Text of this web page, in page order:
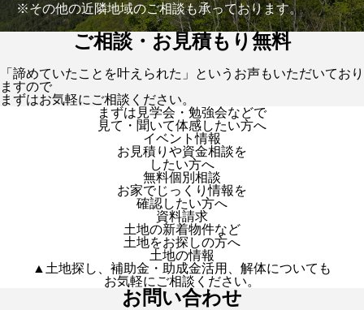
※その他の近隣地域のご相談も承っております。
ご相談・お見積もり無料
「諦めていたことを叶えられた」というお声もいただいており
ますので
まずはお気軽にご相談ください。
まずは見学会・勉強会などで
見て・聞いて体感したい方へ
イベント情報
お見積りや資金相談を
したい方へ
無料個別相談
お家でじっくり情報を
確認したい方へ
資料請求
土地の新着物件など
土地をお探しの方へ
土地の情報
▲土地探し、補助金・助成金活用、解体についても
お気軽にご相談ください。
お問い合わせ